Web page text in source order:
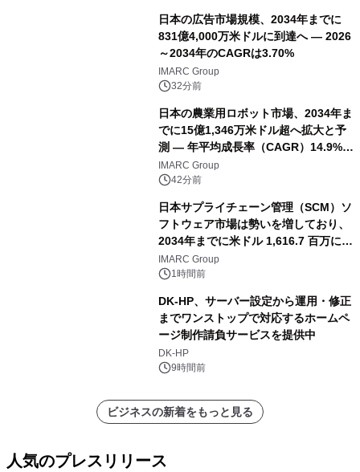
日本の広告市場規模、2034年までに
831億4,000万米ドルに到達へ ― 2026
～2034年のCAGRは3.70%
IMARC Group
32分前
日本の農業用ロボット市場、2034年ま
でに15億1,346万米ドル超へ拡大と予
測 ― 年平均成長率（CAGR）14.9%を
記録
IMARC Group
42分前
日本サプライチェーン管理（SCM）ソ
フトウェア市場は勢いを増しており、
2034年までに米ドル 1,616.7 百万に達
し、CAGR 3.42%で成長すると予測
IMARC Group
1時間前
DK-HP、サーバー設定から運用・修正
までワンストップで対応するホームペ
ージ制作請負サービスを提供中
DK-HP
9時間前
ビジネスの新着をもっと見る
人気のプレスリリース